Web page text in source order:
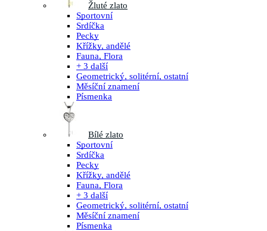
Žluté zlato
Sportovní
Srdíčka
Pecky
Křížky, andělé
Fauna, Flora
+ 3 další
Geometrický, solitérní, ostatní
Měsíční znamení
Písmenka
Bílé zlato
Sportovní
Srdíčka
Pecky
Křížky, andělé
Fauna, Flora
+ 3 další
Geometrický, solitérní, ostatní
Měsíční znamení
Písmenka